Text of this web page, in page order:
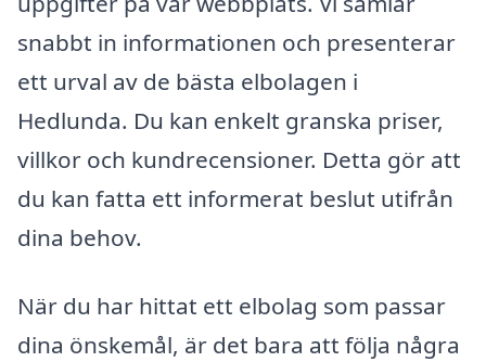
snabbt in informationen och presenterar
ett urval av de bästa elbolagen i
Hedlunda. Du kan enkelt granska priser,
villkor och kundrecensioner. Detta gör att
du kan fatta ett informerat beslut utifrån
dina behov.
När du har hittat ett elbolag som passar
dina önskemål, är det bara att följa några